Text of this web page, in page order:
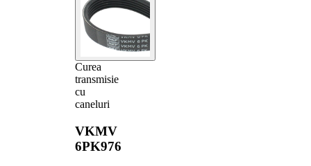
Curea
transmisie
cu
caneluri
VKMV
6PK976